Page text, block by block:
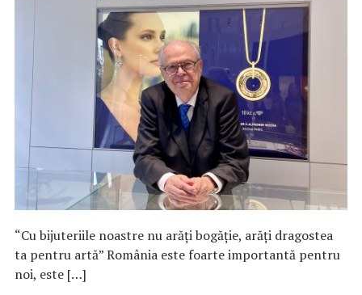
“Cu bijuteriile noastre nu arăți bogăție, arăți dragostea
ta pentru artă” România este foarte importantă pentru
noi, este […]